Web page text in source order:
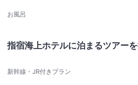
お風呂
指宿海上ホテルに泊まるツアー
新幹線・JR付きプラン